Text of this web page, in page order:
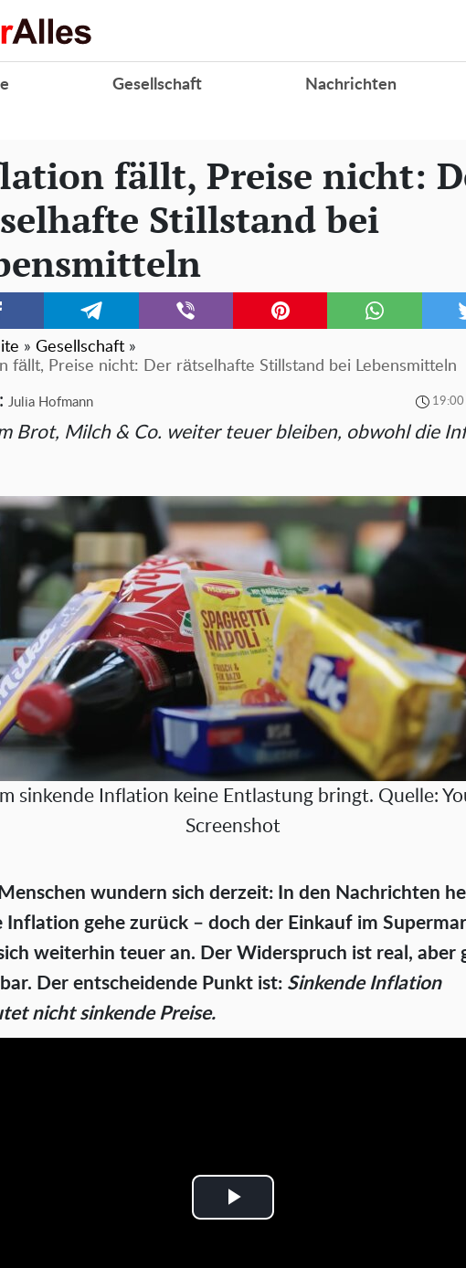
Gesellschaft Nachrichten
fällt, Preise nicht:
Stillstand bei
» Gesellschaft »
fällt, Preise nicht: Der rätselhafte Stillstand bei Lebensmitteln
Julia Hofmann
Brot, Milch & Co. weiter teuer bleiben, obwohl die
sinkende Inflation keine Entlastung bringt. Quelle:
Screenshot
wundern sich derzeit: In den Nachrichten
Inflation gehe zurück – doch der Einkauf im
weiterhin teuer an. Der Widerspruch ist real, aber
Der entscheidende Punkt ist: Sinkende Inflation
nicht sinkende Preise.
P